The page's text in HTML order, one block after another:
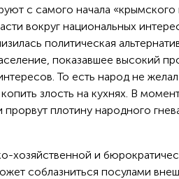
с самого начала «крымского
вокруг национальных
политическая
показавшее высокий
То есть народ не
злость на кухнях. В
плотину народного
хозяйственной и
соблазниться посулами